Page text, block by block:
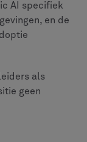
AI specifiek
en de
als
geen